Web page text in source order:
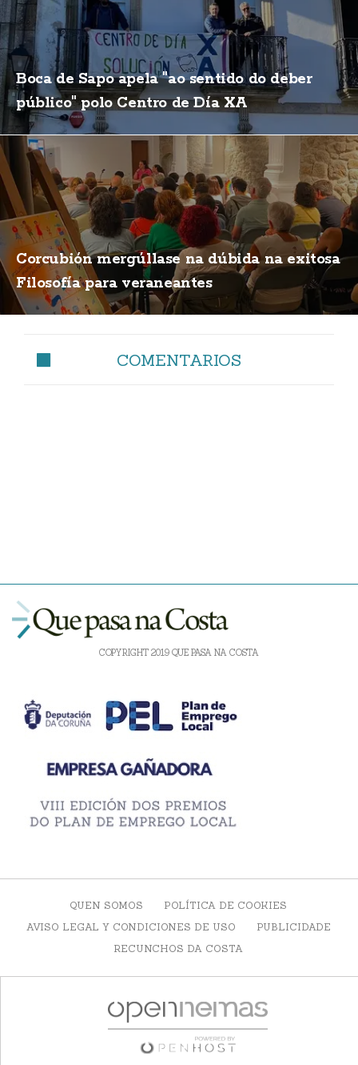
Boca de Sapo apela "ao sentido do deber
público" polo Centro de Día XA
Corcubión mergúllase na dúbida na exitosa
Filosofía para veraneantes
COMENTARIOS
COPYRIGHT 2019 QUE PASA NA COSTA
QUEN SOMOS
POLÍTICA DE COOKIES
AVISO LEGAL Y CONDICIONES DE USO
PUBLICIDADE
RECUNCHOS DA COSTA